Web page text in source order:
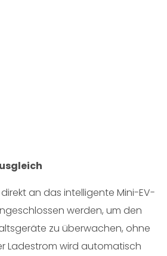
an das intelligente Mini-EV-
werden, um den
zu überwachen, ohne
Ladestrom wird automatisch